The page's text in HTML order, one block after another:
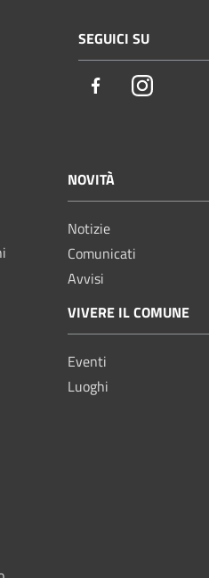
SEGUICI SU
FacebookInstagram
NOVITÀ
Notizie
Comunicati
Avvisi
VIVERE IL COMUNE
Eventi
Luoghi